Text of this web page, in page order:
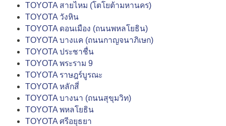
TOYOTA สายไหม (โตโยต้ามหานคร)
TOYOTA วังหิน
TOYOTA ดอนเมือง (ถนนพหลโยธิน)
TOYOTA บางแค (ถนนกาญจนาภิเษก)
TOYOTA ประชาชื่น
TOYOTA พระราม 9
TOYOTA ราษฎร์บูรณะ
TOYOTA หลักสี่
TOYOTA บางนา (ถนนสุขุมวิท)
TOYOTA พหลโยธิน
TOYOTA ศรีอยุธยา